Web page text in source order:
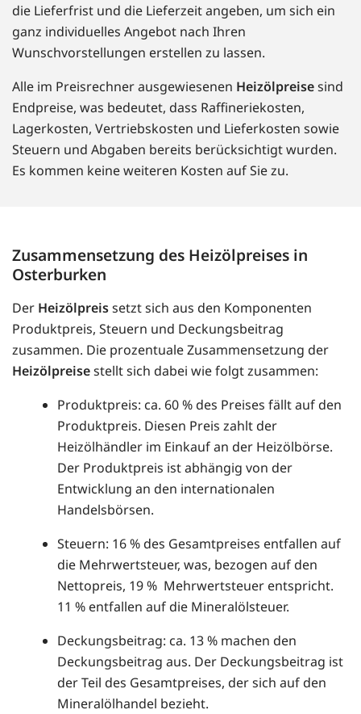
die Lieferfrist und die Lieferzeit angeben, um sich ein
ganz individuelles Angebot nach Ihren
Wunschvorstellungen erstellen zu lassen.
Alle im Preisrechner ausgewiesenen Heizölpreisesind
Endpreise, was bedeutet, dass Raffineriekosten,
Lagerkosten, Vertriebskosten und Lieferkosten sowie
Steuern und Abgaben bereits berücksichtigt wurden.
Es kommen keine weiteren Kosten auf Sie zu.
Zusammensetzung des Heizölpreises in
Osterburken
Der Heizölpreissetzt sich aus den Komponenten
Produktpreis, Steuern und Deckungsbeitrag
zusammen. Die prozentuale Zusammensetzung der
Heizölpreisestellt sich dabei wie folgt zusammen:
Produktpreis: ca. 60 % des Preises fällt auf den
Produktpreis. Diesen Preis zahlt der
Heizölhändler im Einkauf an der Heizölbörse.
Der Produktpreis ist abhängig von der
Entwicklung an den internationalen
Handelsbörsen.
Steuern: 16 % des Gesamtpreises entfallen auf
die Mehrwertsteuer, was, bezogen auf den
Nettopreis, 19 % Mehrwertsteuer entspricht.
11 % entfallen auf die Mineralölsteuer.
Deckungsbeitrag: ca. 13 % machen den
Deckungsbeitrag aus. Der Deckungsbeitrag ist
der Teil des Gesamtpreises, der sich auf den
Mineralölhandel bezieht.